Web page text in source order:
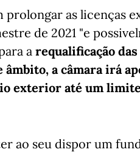
as licenças
de 2021 "e
a requalificação
a câmara irá
exterior até um
ao seu dispor um